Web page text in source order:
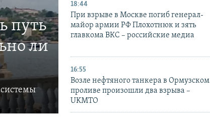
путь
ли
системы
18:44
При взрыве в Москве погиб генерал-
майор армии РФ Плохотнюк и зять
главкома ВКС – российские медиа
16:55
Возле нефтяного танкера в Ормузском
проливе произошли два взрыва –
UKMTO